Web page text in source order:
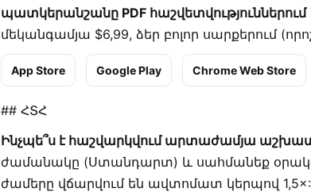
պատկերանշանը PDF հաշվետվություններում
մեկանգամյա $6,99, ձեր բոլոր սարքերում
App Store Google Play Chrome Web Store
## ՀՏՀ
Ինչպե՞ս է հաշվարկվում արտաժամյա
ժամանակը (Ստանդարտ) և սահմանեք
ժամերը վճարվում են ավտոմատ կերպով 1,5×: